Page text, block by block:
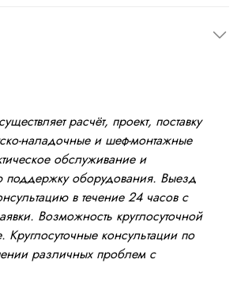
расчёт, проект, поставку
наладочные и шеф-монтажные
обслуживание и
поддержку оборудования. Выезд
в течение 24 часов с
Возможность круглосуточной
Круглосуточные консультации по
различных проблем с